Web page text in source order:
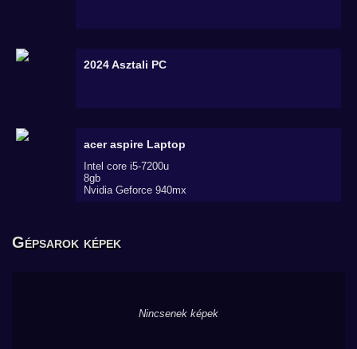
2024Asztali PC
acer aspire Laptop
Intel core i5-7200u
8gb
Nvidia Geforce 940mx
Gépsarok képek
Nincsenek képek